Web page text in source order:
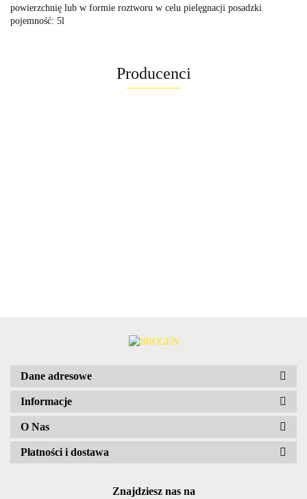
powierzchnię lub w formie roztworu w celu pielęgnacji posadzki
pojemność: 5l
Producenci
Dane adresowe
Informacje
O Nas
Płatności i dostawa
Znajdziesz nas na